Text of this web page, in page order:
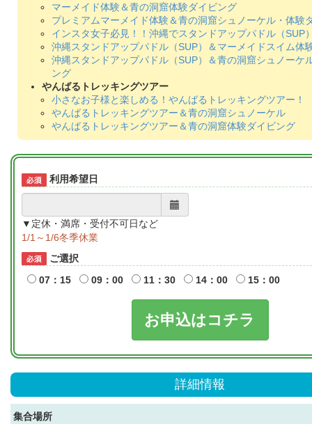
マーメイド体験＆青の洞窟体験ダイビング
プレミアムマーメイド体験＆青の洞窟シュノーケル・体験
インスタ女子必見！！沖縄でスタンドアップパドル（SUP
沖縄スタンドアップパドル（SUP）＆マーメイドスイム体
沖縄スタンドアップパドル（SUP）＆青の洞窟シュノーケ
ング
やんばるトレッキングツアー
小さなお子様と楽しめる！やんばるトレッキングツアー！
やんばるトレッキングツアー＆青の洞窟シュノーケル
やんばるトレッキングツアー＆青の洞窟体験ダイビング
利用希望日
▼定休・満席・受付不可日など
1/1～1/6冬季休業
ご選択
07：15
09：00 11：30 14：00 15：00
お申込はコチラ
詳細情報
集合場所